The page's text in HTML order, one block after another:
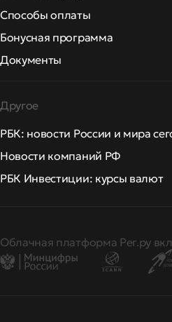
Способы оплаты
Бонусная программа
Документы
Другое
РБК: новости России и мира
Новости компаний РФ
РБК Инвестиции: курсы валют
Облачная платформа Рег.ру